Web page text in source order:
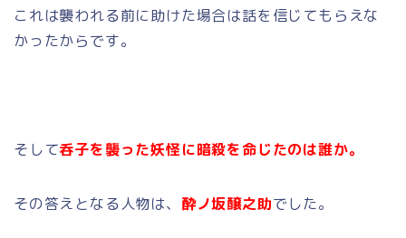
これは襲われる前に助けた場合は話を信じてもらえな
かったからです。
そして呑子を襲った妖怪に暗殺を命じたのは誰か。
その答えとなる人物は、 酔ノ坂醸之助でした。